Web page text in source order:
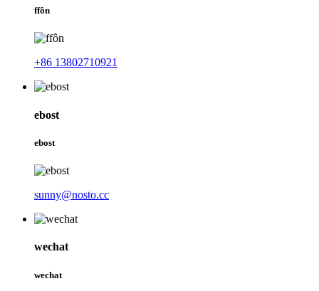
ffôn
+86 13802710921
ebost
ebost
sunny@nosto.cc
wechat
wechat